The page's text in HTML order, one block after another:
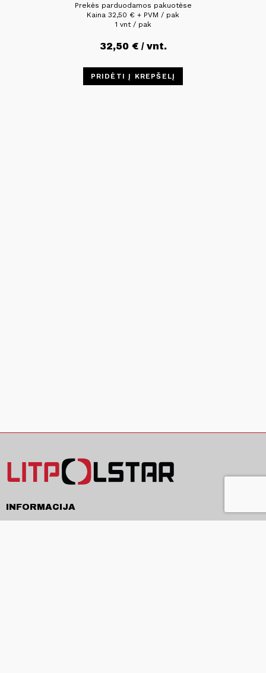
Prekės parduodamos pakuotėse
Kaina 32,50 € + PVM / pak
1 vnt / pak
32,50 €/ vnt.
PRIDĖTI Į KREPŠELĮ
INFORMACIJA